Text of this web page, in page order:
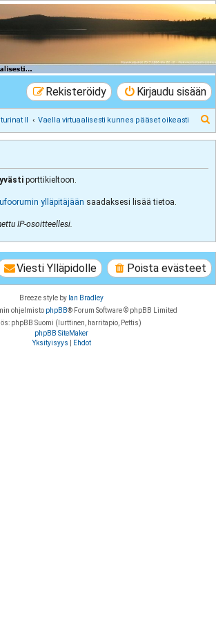
-
II
Kirjaudu sisään
Rekisteröidy
II Vaella virtuaalisesti kunnes pääset oikeasti
porttikieltoon.
ylläpitäjään saadaksesi lisää tietoa.
IP-osoitteellesi.
Poista evästeet
Viesti Ylläpidolle
Breeze style by Ian Bradley
ohjelmisto phpBB® Forum Software © phpBB Limited
phpBB Suomi (lurttinen, harritapio, Pettis)
phpBB SiteMaker
Yksityisyys
Ehdot